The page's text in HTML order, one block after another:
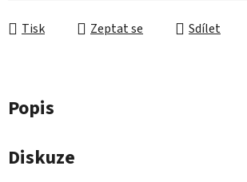
Tisk Zeptat se Sdílet
Popis
Diskuze